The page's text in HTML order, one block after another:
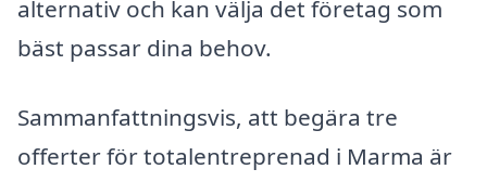
alternativ och kan välja det företag som
bäst passar dina behov.
Sammanfattningsvis, att begära tre
offerter för totalentreprenad i Marma är